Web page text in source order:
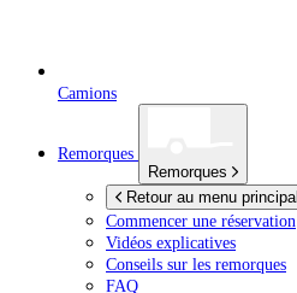
Camions
Remorques
Remorques
Retour au menu principal
Commencer une réservation
Vidéos explicatives
Conseils sur les remorques
FAQ